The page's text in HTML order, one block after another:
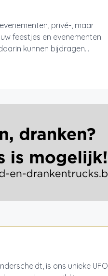
privé-, maar
feestjes en evenementen.
kunnen bijdragen...
is ons unieke UFO